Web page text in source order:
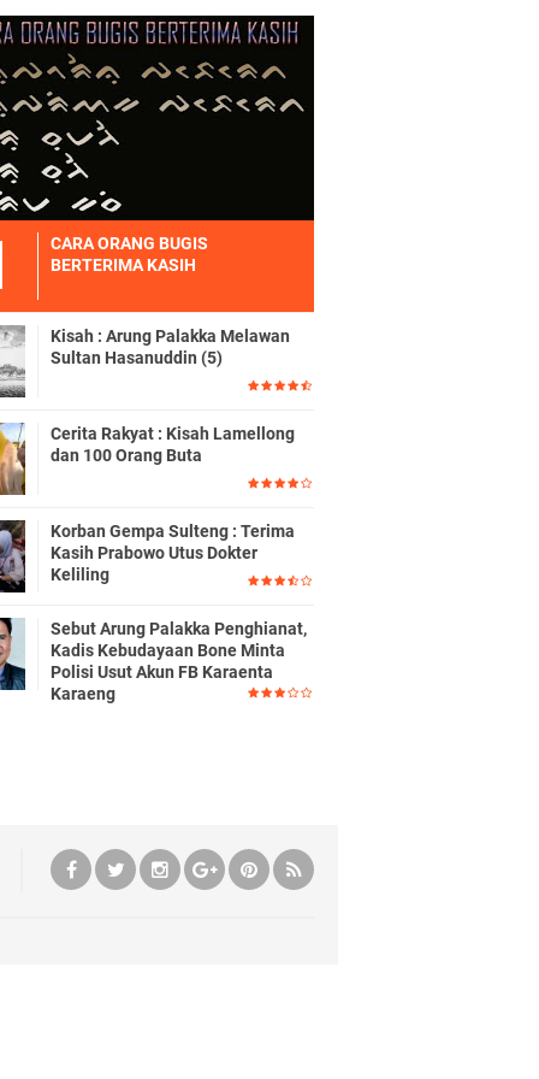
CARA ORANG BUGIS
BERTERIMA KASIH
Kisah : Arung Palakka Melawan
Sultan Hasanuddin (5)
Cerita Rakyat : Kisah Lamellong
dan 100 Orang Buta
Korban Gempa Sulteng : Terima
Kasih Prabowo Utus Dokter
Keliling
Sebut Arung Palakka Penghianat,
Kadis Kebudayaan Bone Minta
Polisi Usut Akun FB Karaenta
Karaeng